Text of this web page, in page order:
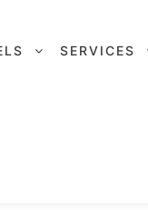
SERVICES